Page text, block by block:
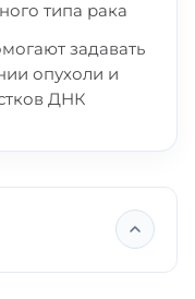
типа рака
задавать
опухоли и
ДНК